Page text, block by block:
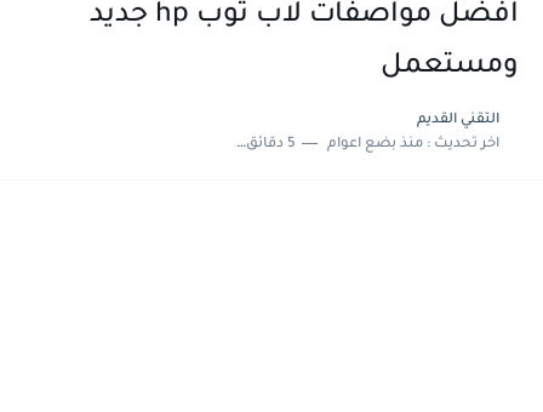
افضل مواصفات لاب توب hp جديد
ومستعمل
التقني القديم
اخر تحديث :منذ بضع اعوام 5 دقائق للقراءة